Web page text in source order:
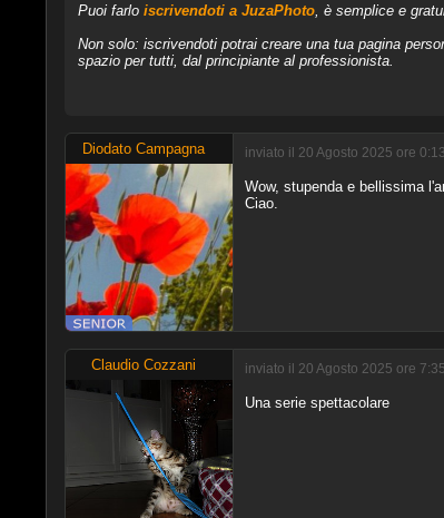
Puoi farlo iscrivendoti a JuzaPhoto, è semplice e
Non solo: iscrivendoti potrai creare una tua pagina
spazio per tutti, dal principiante al professionista.
Diodato Campagna inviato il 20 Agosto 2025 ore 0:13
Wow, stupenda e bellissima
Ciao.
Claudio Cozzani inviato il 20 Agosto 2025 ore 7:35
Una serie spettacolare